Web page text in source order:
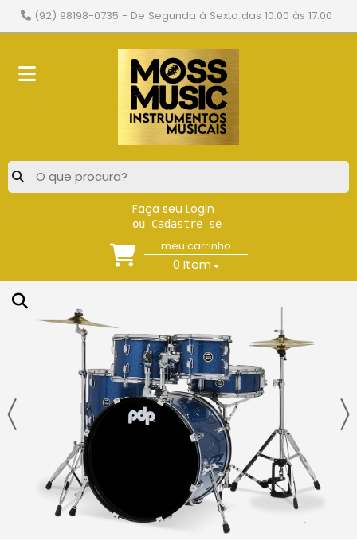
(92) 98198-0735 - De Segunda à Sexta das 10:00 às 17:00
Faça seu Login
ou Cadastre-se
meu carrinho
0 Item